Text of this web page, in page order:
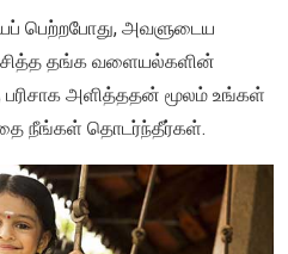
பெற்றபோது, அவளுடைய
தங்க வளையல்களின்
அளித்ததன் மூலம் உங்கள்
நீங்கள் தொடர்ந்தீர்கள்.